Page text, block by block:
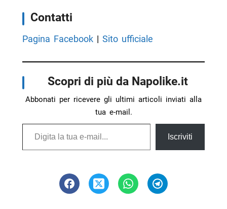
Contatti
Pagina Facebook| Sito ufficiale
Scopri di più da Napolike.it
Abbonati per ricevere gli ultimi articoli inviati alla
tua e-mail.
Digita la tua e-mail...
Iscriviti